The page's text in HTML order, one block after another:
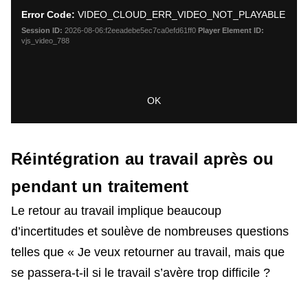
modal
window.
Error Code: VIDEO_CLOUD_ERR_VIDEO_NOT_PLAYABLE
Session ID: 2026-08-06:f2eeadebe5ec7ca0efd61ff0 Player Element ID:
vjs_video_788
OK
Réintégration au travail après ou
pendant un traitement
Le retour au travail implique beaucoup
d’incertitudes et soulève de nombreuses questions
telles que « Je veux retourner au travail, mais que
se passera-t-il si le travail s’avère trop difficile ?